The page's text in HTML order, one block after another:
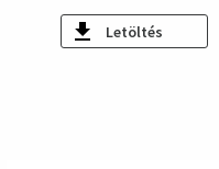
Letöltés